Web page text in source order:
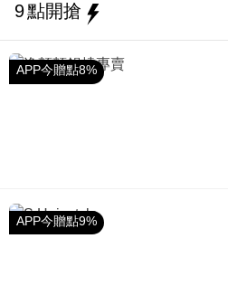
9點開搶
APP今贈點8%
APP今贈點9%